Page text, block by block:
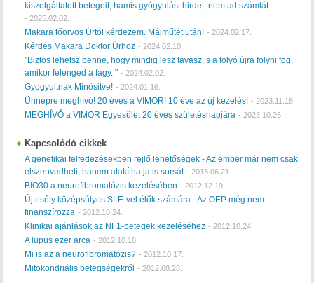
kiszolgáltatott betegeit, hamis gyógyulást hirdet, nem ad számlát
- 2025.02.02.
Makara főorvos Úrtól kérdezem. Májműtét után! - 2024.02.17.
Kérdés Makara Doktor Úrhoz - 2024.02.10.
"Biztos lehetsz benne, hogy mindig lesz tavasz, s a folyó újra folyni fog,
amikor felenged a fagy. " - 2024.02.02.
Gyogyultnak Minősitve! - 2024.01.16.
Ünnepre meghívó! 20 éves a VIMOR! 10 éve az új kezelés! - 2023.11.18.
MEGHÍVÓ a VIMOR Egyesület 20 éves születésnapjára - 2023.10.26.
Kapcsolódó cikkek
A genetikai felfedezésekben rejlő lehetőségek - Az ember már nem csak
elszenvedheti, hanem alakíthatja is sorsát - 2013.06.21.
BIO30 a neurofibromatózis kezelésében - 2012.12.19.
Új esély középsúlyos SLE-vel élők számára - Az OEP még nem
finanszírozza - 2012.10.24.
Klinikai ajánlások az NF1-betegek kezeléséhez - 2012.10.24.
A lupus ezer arca - 2012.10.18.
Mi is az a neurofibromatózis? - 2012.10.17.
Mitokondriális betegségekről - 2012.08.28.